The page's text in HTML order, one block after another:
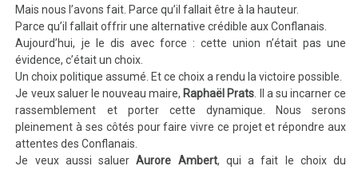
Mais nous l’avons fait. Parce qu’il fallait être à la hauteur.
Parce qu’il fallait offrir une alternative crédible aux Conflanais.
Aujourd’hui, je le dis avec force : cette union n’était pas une
évidence, c’était un choix.
Un choix politique assumé. Et ce choix a rendu la victoire possible.
Je veux saluer le nouveau maire, Raphaël Prats . Il a su incarner ce
rassemblement et porter cette dynamique. Nous serons
pleinement à ses côtés pour faire vivre ce projet et répondre aux
attentes des Conflanais.
Je veux aussi saluerAurore Ambert, qui a fait le choix du